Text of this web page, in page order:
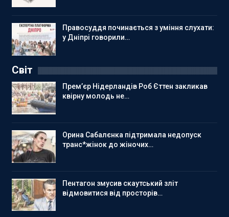
Правосуддя починається з уміння слухати:
у Дніпрі говорили…
Світ
Прем’єр Нідерландів Роб Єттен закликав
квірну молодь не…
Орина Сабалєнка підтримала недопуск
транс*жінок до жіночих…
Пентагон змусив скаутський зліт
відмовитися від просторів…